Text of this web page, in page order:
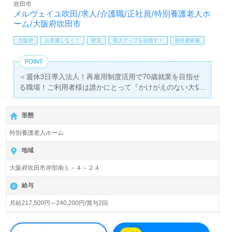
あり！＞"転職支援"のプロと一緒に転職活動！お問い合わ
せお待ちしております。
メルヴェイユ吹田/求人/介護職/正社員/特別養護老人ホ
ーム/大阪府吹田市
吹田市
大阪府 お見逃しなく！ 駅近 収入アップを目指す！ 初任者研修
POINT
＜週休3日導入法人！再雇用制度活用で70歳就業を目指せ
る職場！ご利用者様は誰かにとって『かけがえのない大切
な存在』を真ん中に！青山メディカルグループ！＞◎介護
職/正社員募集◎【月給217,500円～240,200円/賞与2回】
＊初任者研修以上有資格者向け求人＊『正雀駅』徒歩2
分。
入居定員120名（1ユニット10名/全室個室）『特別養護老
人ホームメルヴェイユ吹田』青山メディカルグループ/社会
福祉法人恩徳福祉会（本部：大阪府吹田市）様の運営で
す。大阪府、兵庫県、沖縄県を中心に病院、クリニック/診
療所、特別養護老人ホーム、介護老人保健施設、ケアハウ
ス、住宅型/介護付き有料老人ホーム、軽費老人ホーム、シ
ョートステイ、デイサービス、訪問/通所リハビリテーショ
ン、グループホーム、訪問看護/介護、看護小規模多機能型
形態
特別養護老人ホーム
地域
大阪府吹田市岸部南１－４－２４
給与
月給217,500円～240,200円/賞与2回